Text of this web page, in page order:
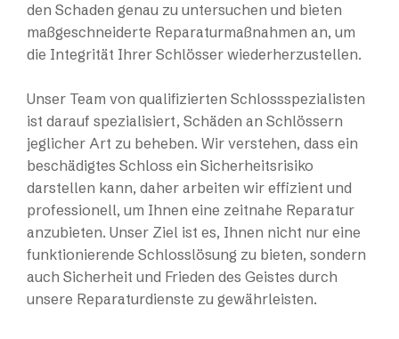
den Schaden genau zu untersuchen und bieten
maßgeschneiderte Reparaturmaßnahmen an, um
die Integrität Ihrer Schlösser wiederherzustellen.
Unser Team von qualifizierten Schlossspezialisten
ist darauf spezialisiert, Schäden an Schlössern
jeglicher Art zu beheben. Wir verstehen, dass ein
beschädigtes Schloss ein Sicherheitsrisiko
darstellen kann, daher arbeiten wir effizient und
professionell, um Ihnen eine zeitnahe Reparatur
anzubieten. Unser Ziel ist es, Ihnen nicht nur eine
funktionierende Schlosslösung zu bieten, sondern
auch Sicherheit und Frieden des Geistes durch
unsere Reparaturdienste zu gewährleisten.